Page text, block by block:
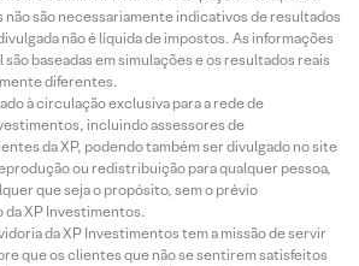
são necessariamente indicativos de resultados
não é líquida de impostos. As informações
baseadas em simulações e os resultados reais
diferentes.
à circulação exclusiva para a rede de
incluindo assessores de
da XP, podendo também ser divulgado no site
ou redistribuição para qualquer pessoa,
que seja o propósito, sem o prévio
XP Investimentos.
da XP Investimentos tem a missão de servir
que os clientes que não se sentirem satisfeitos